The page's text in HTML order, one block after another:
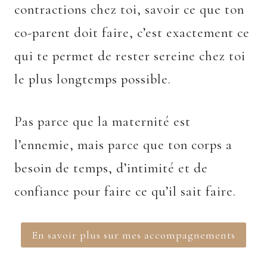
contractions chez toi, savoir ce que ton
co-parent doit faire, c’est exactement ce
qui te permet de rester sereine chez toi
le plus longtemps possible.
Pas parce que la maternité est
l’ennemie, mais parce que ton corps a
besoin de temps, d’intimité et de
confiance pour faire ce qu’il sait faire.
En savoir plus sur mes accompagnements